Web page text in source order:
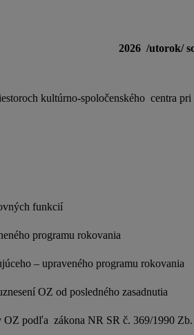
2026 /utorok/
kultúrno-spoločenského centra
funkcií
programu rokovania
– upraveného programu rokovania
OZ od posledného zasadnutia
podľa zákona NR SR č. 369/1990